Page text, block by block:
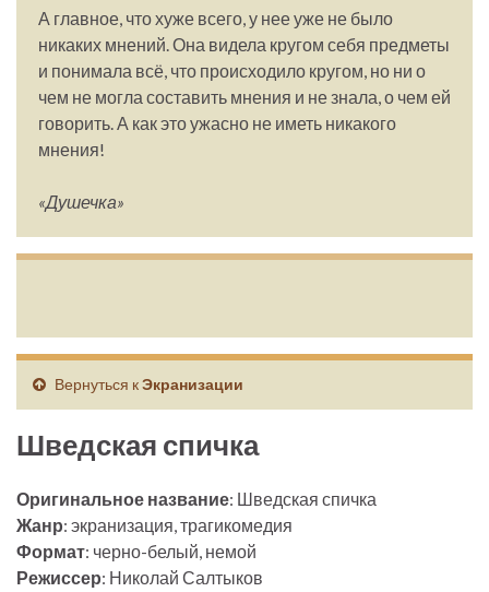
А главное, что хуже всего, у нее уже не было
никаких мнений. Она видела кругом себя предметы
и понимала всё, что происходило кругом, но ни о
чем не могла составить мнения и не знала, о чем ей
говорить. А как это ужасно не иметь никакого
мнения!
«Душечка»
Вернуться кЭкранизации
Шведская спичка
Оригинальное название: Шведская спичка
Жанр: экранизация, трагикомедия
Формат: черно-белый, немой
Режиссер: Николай Салтыков